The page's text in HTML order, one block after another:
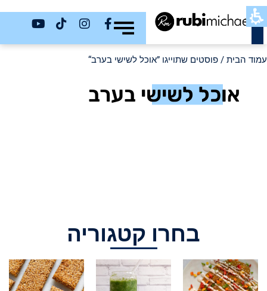
כשר
עמוד הבית / פוסטים שתוייגו ”אוכל לשישי בערב“
אוכל לשישי בערב
בחרו קטגוריה